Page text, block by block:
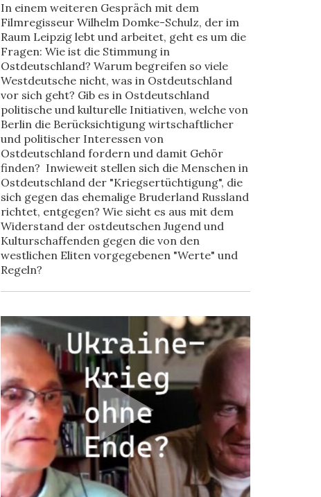
In einem weiteren Gespräch mit dem
Filmregisseur Wilhelm Domke-Schulz, der im
Raum Leipzig lebt und arbeitet, geht es um die
Fragen: Wie ist die Stimmung in
Ostdeutschland? Warum begreifen so viele
Westdeutsche nicht, was in Ostdeutschland
vor sich geht? Gib es in Ostdeutschland
politische und kulturelle Initiativen, welche von
Berlin die Berücksichtigung wirtschaftlicher
und politischer Interessen von
Ostdeutschland fordern und damit Gehör
finden? Inwieweit stellen sich die Menschen in
Ostdeutschland der "Kriegsertüchtigung", die
sich gegen das ehemalige Bruderland Russland
richtet, entgegen? Wie sieht es aus mit dem
Widerstand der ostdeutschen Jugend und
Kulturschaffenden gegen die von den
westlichen Eliten vorgegebenen "Werte" und
Regeln?